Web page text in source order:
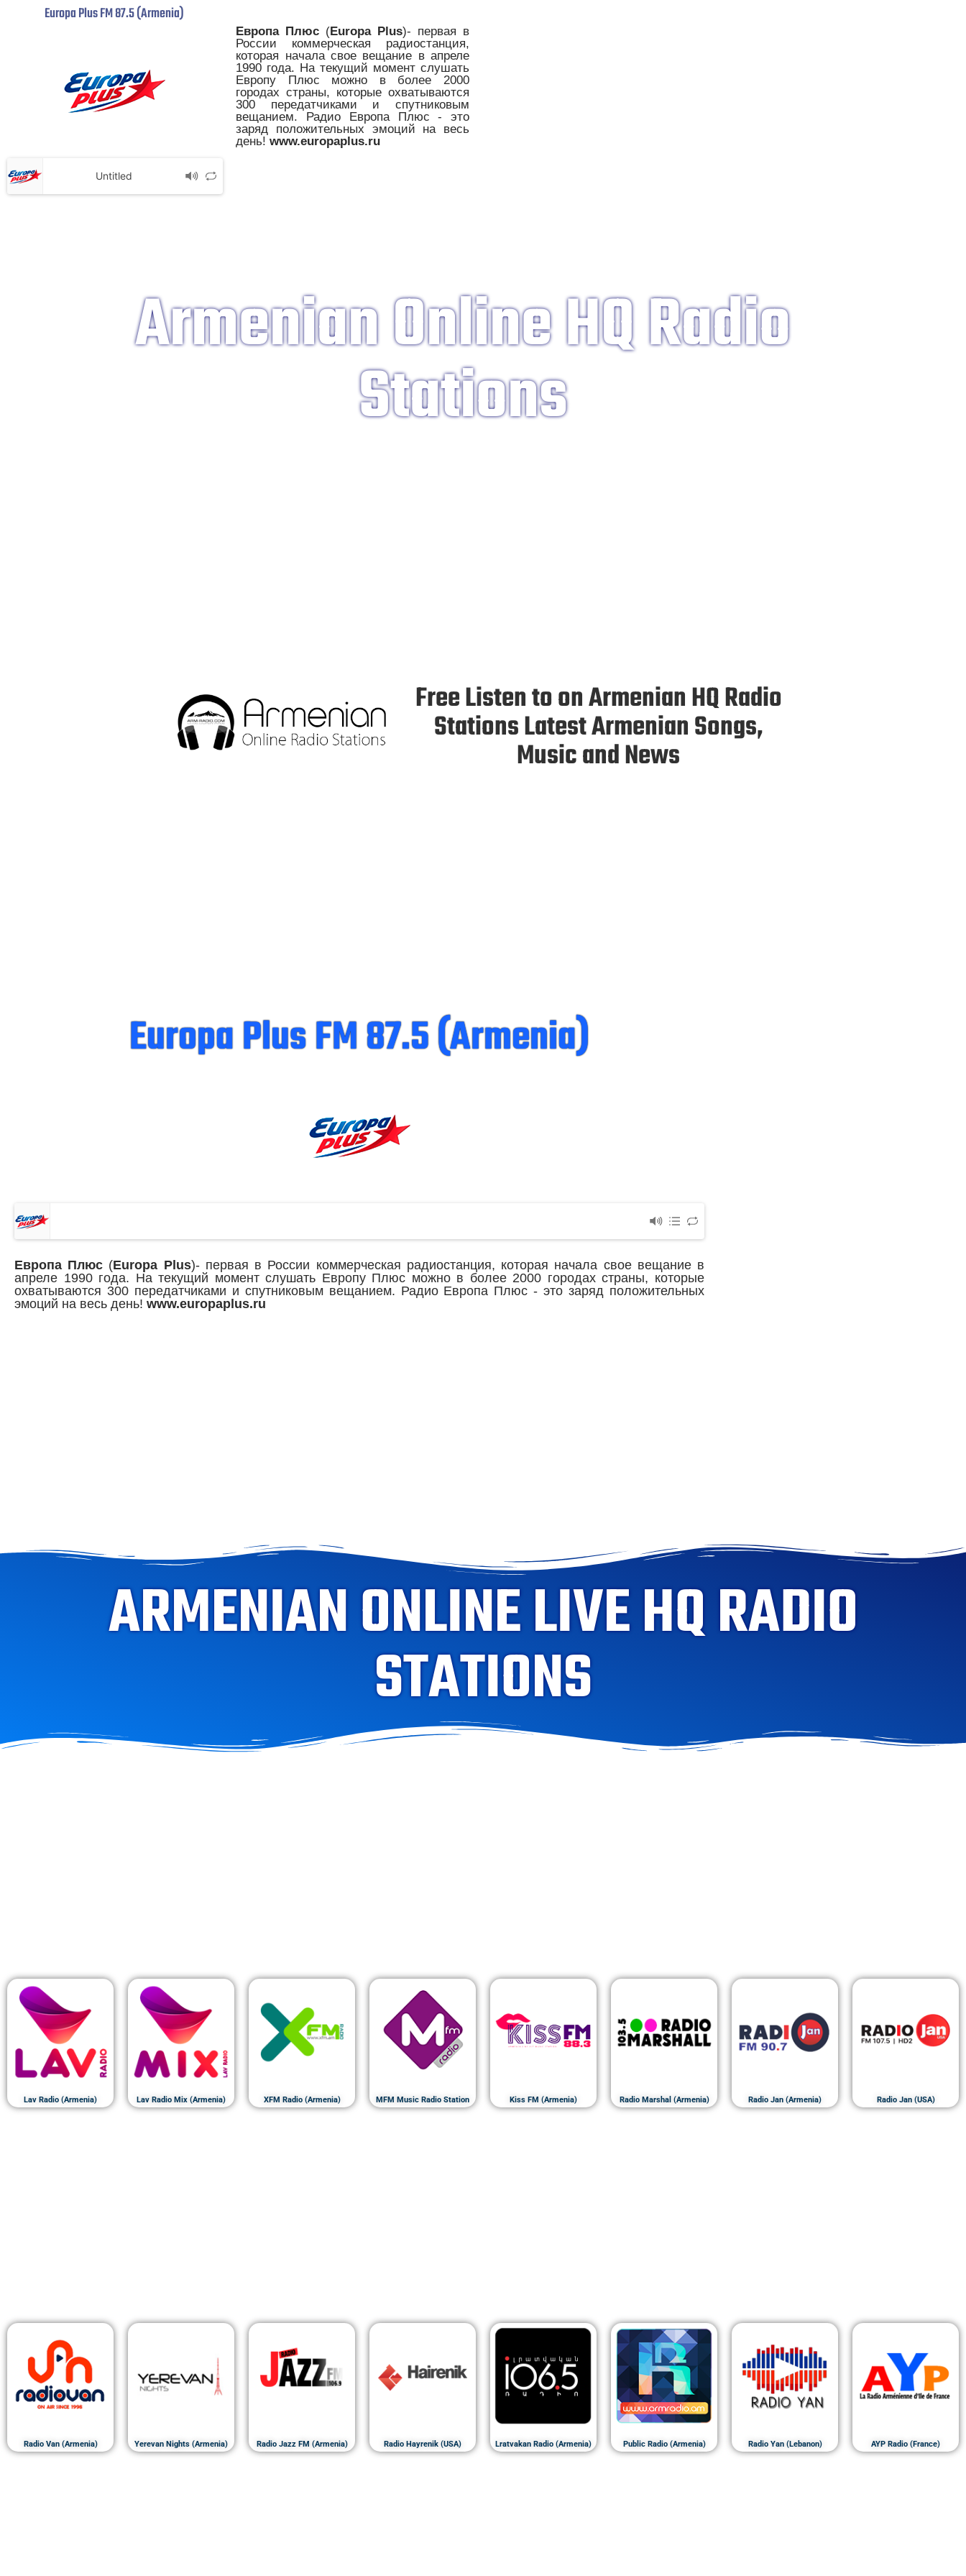
Europa Plus FM 87.5 (Armenia)
Untitled
Европа Плюс (Europa Plus)- первая в
России коммерческая радиостанция,
которая начала свое вещание в апреле
1990 года. На текущий момент слушать
Европу Плюс можно в более 2000
городах страны, которые охватываются
300 передатчиками и спутниковым
вещанием. Радио Европа Плюс - это
заряд положительных эмоций на весь
день!www.europaplus.ru
Armenian Online HQ Radio
Stations
Free Listen to on Armenian HQ Radio
Stations Latest Armenian Songs,
Music and News
Europa Plus FM 87.5 (Armenia)
Европа Плюс (Europa Plus)- первая в России коммерческая радиостанция, которая начала свое вещание в
апреле 1990 года. На текущий момент слушать Европу Плюс можно в более 2000 городах страны, которые
охватываются 300 передатчиками и спутниковым вещанием. Радио Европа Плюс - это заряд положительных
эмоций на весь день! www.europaplus.ru
ARMENIAN ONLINE LIVE HQ RADIO
STATIONS
Lav Radio (Armenia) Lav Radio Mix (Armenia) XFM Radio (Armenia) MFM Music Radio Station Kiss FM (Armenia) Radio Marshal (Armenia) Radio Jan (Armenia) Radio Jan (USA)
Radio Van (Armenia) Yerevan Nights (Armenia) Radio Jazz FM (Armenia) Radio Hayrenik (USA) Lratvakan Radio (Armenia) Public Radio (Armenia) Radio Yan (Lebanon) AYP Radio (France)